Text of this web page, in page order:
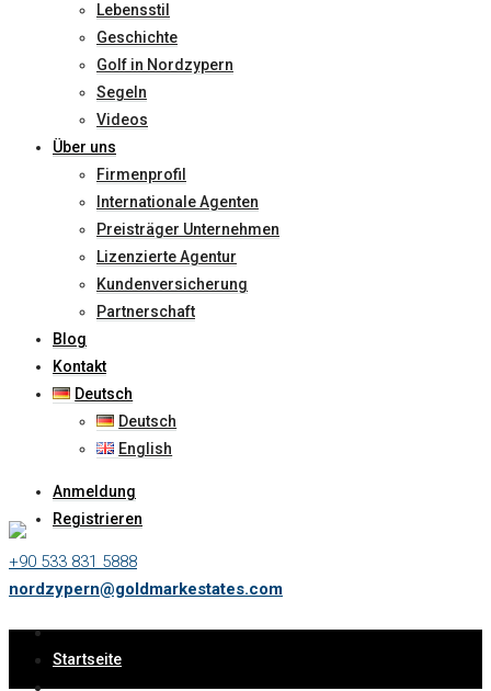
Lebensstil
Geschichte
Golf in Nordzypern
Segeln
Videos
Über uns
Firmenprofil
Internationale Agenten
Preisträger Unternehmen
Lizenzierte Agentur
Kundenversicherung
Partnerschaft
Blog
Kontakt
Deutsch
Deutsch
English
Anmeldung
Registrieren
+90 533 831 5888
nordzypern@goldmarkestates.com
Startseite